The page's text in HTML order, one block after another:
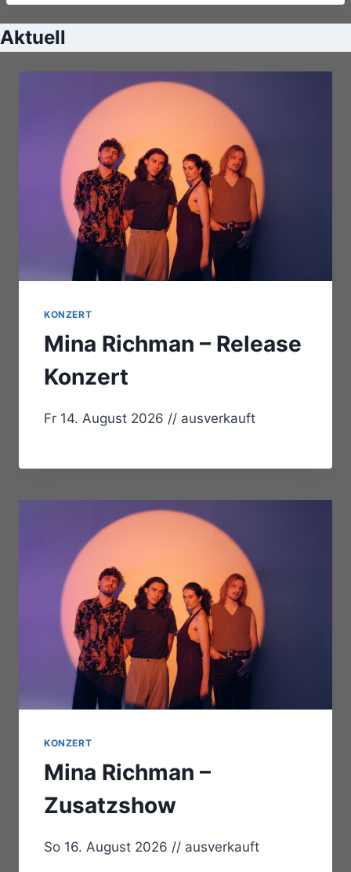
Aktuell
KONZERT
Mina Richman – Release
Konzert
Fr 14. August 2026 // ausverkauft
KONZERT
Mina Richman –
Zusatzshow
So 16. August 2026 // ausverkauft